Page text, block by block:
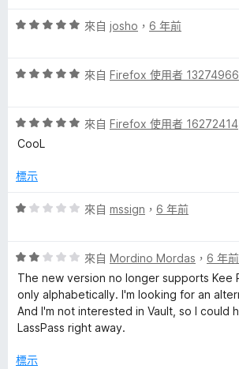
5
評
分
分
5
來自 josho ， 6 年前
評
分
，
分
分
來自 Firefox 使用者 13274966
評
價
分
滿
分
來自 Firefox 使用者 16272414
CooL
標示
評
分
，
滿
分
5
來自 mssign ， 6 年前
評
價
2
分
，
分
來自 Mordino Mordas ， 6 年前
The new version no longer supports Kee
only alphabetically. I'm looking for an
And I'm not interested in Vault, so I could
LassPass right away.
標示